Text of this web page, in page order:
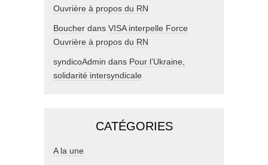
Ouvrière à propos du RN
Boucher dans VISA interpelle Force
Ouvrière à propos du RN
syndicoAdmin dans Pour l’Ukraine,
solidarité intersyndicale
CATÉGORIES
A la une